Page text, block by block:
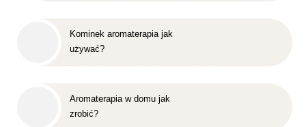
Kominek aromaterapia jak
używać?
Aromaterapia w domu jak
zrobić?